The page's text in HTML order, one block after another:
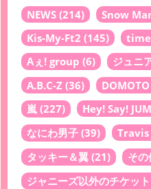
NEWS (214) Snow
Kis-My-Ft2 (145)
Aぇ! group (6) ジュニ
A.B.C-Z (36) DOMOTO
嵐 (227) Hey! Say!
なにわ男子 (39) Travis
タッキー＆翼 (21) そ
ジャニーズ以外のチケット